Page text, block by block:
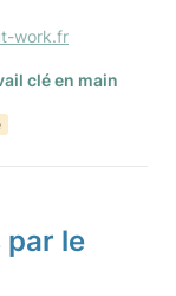
work.fr
clé en main
le